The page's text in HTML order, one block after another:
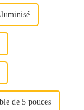
de 5 pouces